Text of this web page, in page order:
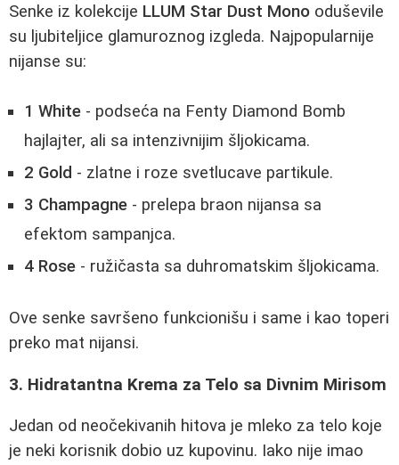
Senke iz kolekcije LLUM Star Dust Mono oduševile
su ljubiteljice glamuroznog izgleda. Najpopularnije
nijanse su:
1 White - podseća na Fenty Diamond Bomb
hajlajter, ali sa intenzivnijim šljokicama.
2 Gold - zlatne i roze svetlucave partikule.
3 Champagne - prelepa braon nijansa sa
efektom sampanjca.
4 Rose - ružičasta sa duhromatskim šljokicama.
Ove senke savršeno funkcionišu i same i kao toperi
preko mat nijansi.
3. Hidratantna Krema za Telo sa Divnim Mirisom
Jedan od neočekivanih hitova je mleko za telo koje
je neki korisnik dobio uz kupovinu. Iako nije imao